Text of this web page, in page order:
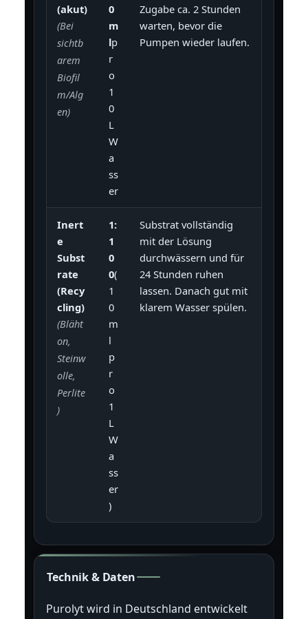
(akut)
(Bei
sichtb
arem
Biofil
m/Alg
en)
0
m
lp
r
o
1
0
L
W
a
ss
er
Zugabe ca. 2 Stunden
warten, bevor die
Pumpen wieder laufen.
Inert
e
Subst
rate
(Recy
cling)
(Bläht
on,
Steinw
olle,
Perlite
)
1:
1
0
0(
1
0
m
l
p
r
o
1
L
W
a
ss
er
)
Substrat vollständig
mit der Lösung
durchwässern und für
24 Stunden ruhen
lassen. Danach gut mit
klarem Wasser spülen.
Technik & Daten
Purolyt wird in Deutschland entwickelt